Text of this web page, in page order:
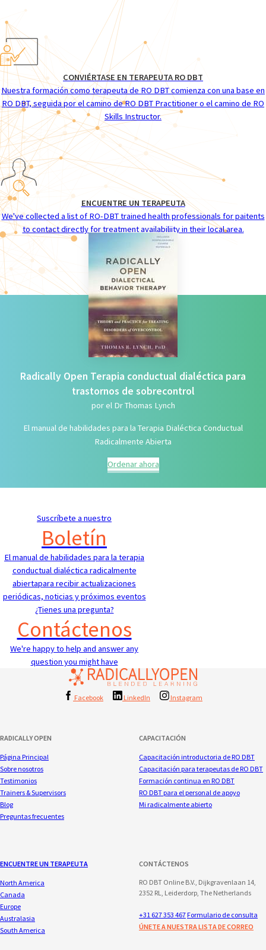
CONVIÉRTASE EN TERAPEUTA RO DBT
Nuestra formación como terapeuta de RO DBT comienza con una base en
RO DBT, seguida por el camino de RO DBT Practitioner o el camino de RO
Skills Instructor.
ENCUENTRE UN TERAPEUTA
We've collected a list of RO-DBT trained health professionals for paitents
to contact directly for treatment availabiliity in their local area.
Radically Open Terapia conductual dialéctica para
trastornos de sobrecontrol
por el Dr Thomas Lynch
El manual de habilidades para la Terapia Dialéctica Conductual
Radicalmente Abierta
Ordenar ahora
Suscríbete a nuestro
Boletín
El manual de habilidades para la terapia
conductual dialéctica radicalmente
abiertapara recibir actualizaciones
periódicas, noticias y próximos eventos
¿Tienes una pregunta?
Contáctenos
We're happy to help and answer any
question you might have
Facebook LinkedIn Instagram
RADICALLY OPEN
Página Principal
Sobre nosotros
Testimonios
Trainers & Supervisors
Blog
Preguntas frecuentes
CAPACITACIÓN
Capacitación introductoria de RO DBT
Capacitación para terapeutas de RO DBT
Formación continua en RO DBT
RO DBT para el personal de apoyo
Mi radicalmente abierto
ENCUENTRE UN TERAPEUTA
North America
Canada
Europe
Australasia
South America
CONTÁCTENOS
RO DBT Online B.V., Dijkgravenlaan 14,
2352 RL, Leiderdorp, The Netherlands
+31 627 353 467 Formulario de consulta
ÚNETE A NUESTRA LISTA DE CORREO